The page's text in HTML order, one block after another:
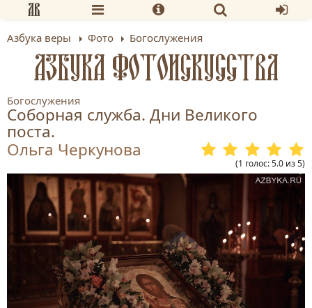
Азбука веры Фото Богослужения
АЗБУКА ФОТОИСКУССТВА
Богослужения
Соборная служба. Дни Великого
поста.
Ольга Черкунова
(1 голос:5.0 из5)